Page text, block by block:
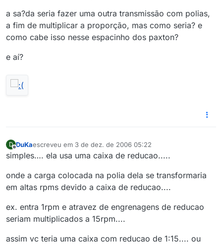
a sa?da seria fazer uma outra transmissão com polias,
a fim de multiplicar a proporção, mas como seria? e
como cabe isso nesse espacinho dos paxton?
e aí?
D
Offline
DuKaescreveu em 3 de dez. de 2006 05:22
última edição por12 de mar. de 2006 00:23
simples…. ela usa uma caixa de reducao.....
onde a carga colocada na polia dela se transformaria
em altas rpms devido a caixa de reducao....
ex. entra 1rpm e atravez de engrenagens de reducao
seriam multiplicados a 15rpm....
assim vc teria uma caixa com reducao de 1:15.... ou